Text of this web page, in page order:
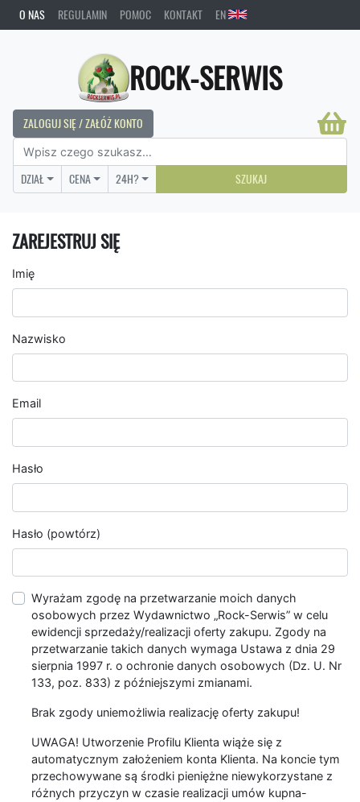
O NAS REGULAMIN POMOC KONTAKT EN
ROCK-SERWIS
ZALOGUJ SIĘ / ZAŁÓŻ KONTO
DZIAŁ CENA 24H? SZUKAJ
ZAREJESTRUJ SIĘ
Imię
Nazwisko
Email
Hasło
Hasło (powtórz)
Wyrażam zgodę na przetwarzanie moich danych
osobowych przez Wydawnictwo „Rock-Serwis” w celu
ewidencji sprzedaży/realizacji oferty zakupu. Zgody na
przetwarzanie takich danych wymaga Ustawa z dnia 29
sierpnia 1997 r. o ochronie danych osobowych (Dz. U. Nr
133, poz. 833) z późniejszymi zmianami.
Brak zgody uniemożliwia realizację oferty zakupu!
UWAGA! Utworzenie Profilu Klienta wiąże się z
automatycznym założeniem konta Klienta. Na koncie tym
przechowywane są środki pieniężne niewykorzystane z
różnych przyczyn w czasie realizacji umów kupna-